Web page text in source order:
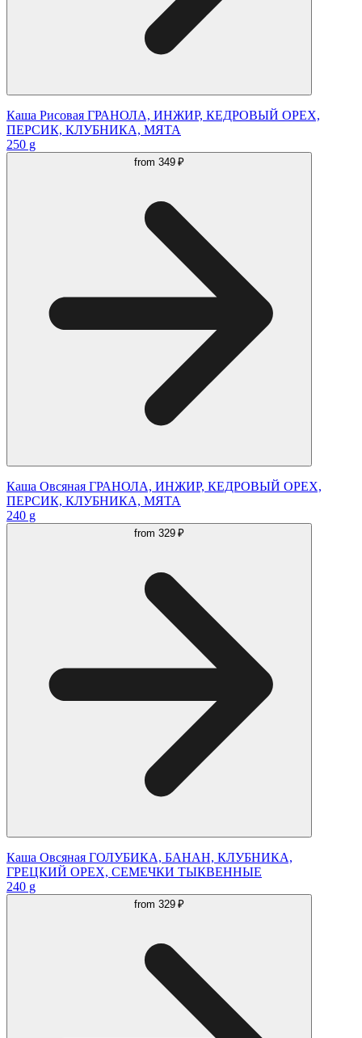
Каша Рисовая ГРАНОЛА, ИНЖИР, КЕДРОВЫЙ ОРЕХ,
ПЕРСИК, КЛУБНИКА, МЯТА
250 g
from 349 ₽
Каша Овсяная ГРАНОЛА, ИНЖИР, КЕДРОВЫЙ ОРЕХ,
ПЕРСИК, КЛУБНИКА, МЯТА
240 g
from 329 ₽
Каша Овсяная ГОЛУБИКА, БАНАН, КЛУБНИКА,
ГРЕЦКИЙ ОРЕХ, СЕМЕЧКИ ТЫКВЕННЫЕ
240 g
from 329 ₽